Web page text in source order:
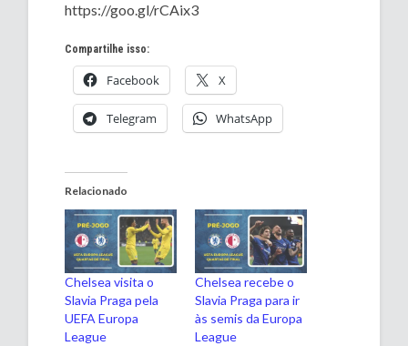
https://goo.gl/rCAix3
Compartilhe isso:
Facebook X
Telegram WhatsApp
Relacionado
Chelsea visita o
Slavia Praga pela
UEFA Europa
League
Chelsea recebe o
Slavia Praga para ir
às semis da Europa
League